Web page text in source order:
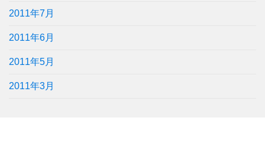
2011年7月
2011年6月
2011年5月
2011年3月